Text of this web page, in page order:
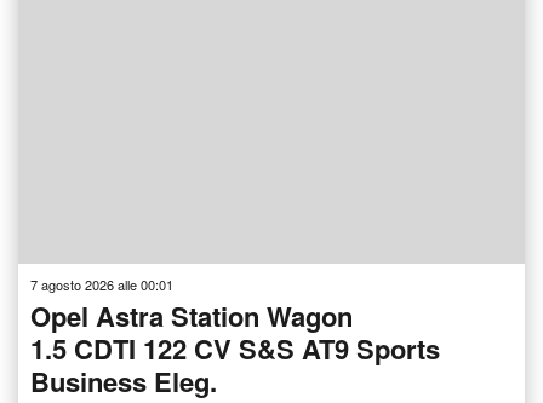
7 agosto 2026 alle 00:01
Opel Astra Station Wagon
1.5 CDTI 122 CV S&S AT9 Sports
Business Eleg.